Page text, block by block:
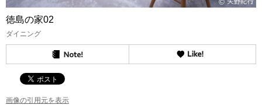
徳島の家02
ダイニング
画像の引用元を表示